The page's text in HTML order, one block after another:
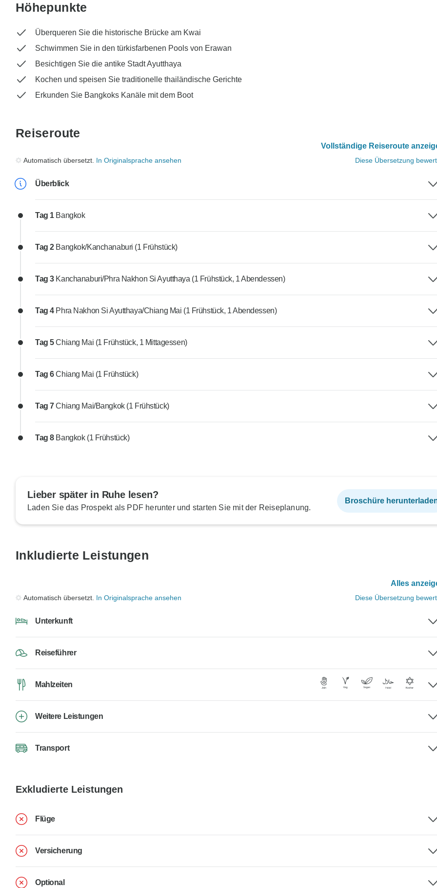
Höhepunkte
Überqueren Sie die historische Brücke am Kwai
Schwimmen Sie in den türkisfarbenen Pools von Erawan
Besichtigen Sie die antike Stadt Ayutthaya
Kochen und speisen Sie traditionelle thailändische Gerichte
Erkunden Sie Bangkoks Kanäle mit dem Boot
Reiseroute
Vollständige Reiseroute
Automatisch übersetzt. In Originalsprache ansehen Diese Übersetzung
Überblick
Tag 1 Bangkok
Tag 2 Bangkok/Kanchanaburi (1 Frühstück)
Tag 3 Kanchanaburi/Phra Nakhon Si Ayutthaya (1 Frühstück, 1 Abendessen)
Tag 4 Phra Nakhon Si Ayutthaya/Chiang Mai (1 Frühstück, 1 Abendessen)
Tag 5Chiang Mai (1 Frühstück, 1 Mittagessen)
Tag 6Chiang Mai (1 Frühstück)
Tag 7Chiang Mai/Bangkok (1 Frühstück)
Tag 8 Bangkok (1 Frühstück)
Lieber später in Ruhe lesen?
Laden Sie das Prospekt als PDF herunter und starten Sie mit der Reiseplanung.
Broschüre
Inkludierte Leistungen
Alles
Automatisch übersetzt. In Originalsprache ansehen Diese Übersetzung
Unterkunft
Reiseführer
Mahlzeiten
Weitere Leistungen
Transport
Exkludierte Leistungen
Flüge
Versicherung
Optional